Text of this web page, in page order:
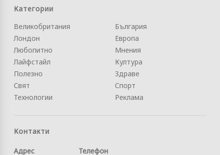
Категории
Великобритания
Лондон
Любопитно
Лайфстайл
Полезно
Свят
Технологии
България
Европа
Мнения
Култура
Здраве
Спорт
Реклама
Контакти
Адрес
Телефон